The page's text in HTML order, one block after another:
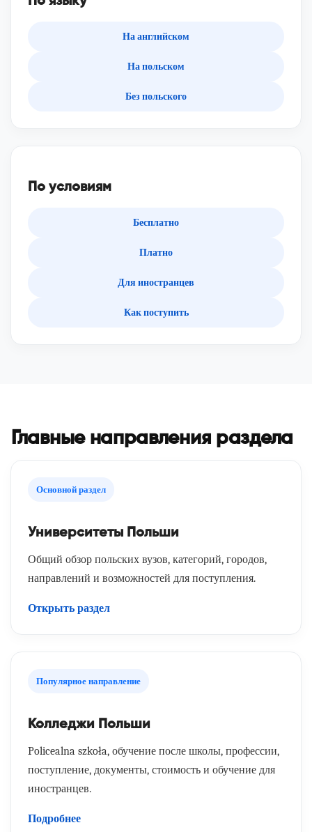
На английском
На польском
Без польского
По условиям
Бесплатно
Платно
Для иностранцев
Как поступить
Главные направления раздела
Основной раздел
Университеты Польши
Общий обзор польских вузов, категорий, городов,
направлений и возможностей для поступления.
Открыть раздел
Популярное направление
Колледжи Польши
Policealna szkoła, обучение после школы, профессии,
поступление, документы, стоимость и обучение для
иностранцев.
Подробнее